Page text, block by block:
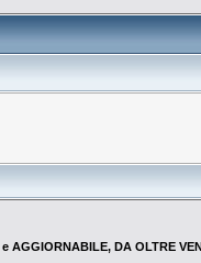
AGGIORNABILE, DA OLTRE